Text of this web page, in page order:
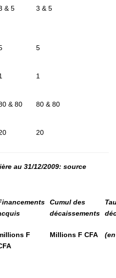
& 5 3 & 5
5
1
& 80 80 & 80
20
au 31/12/2009: source
F
Cumul des
décaissements
Millions F CFA